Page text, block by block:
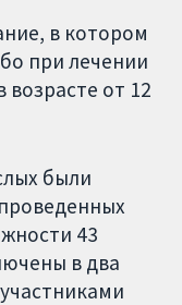
в котором
при лечении
от 12
были
43
в два